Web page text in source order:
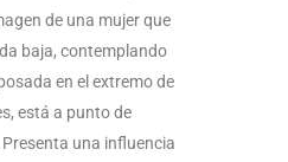
de una mujer que
baja, contemplando
en el extremo de
está a punto de
una influencia